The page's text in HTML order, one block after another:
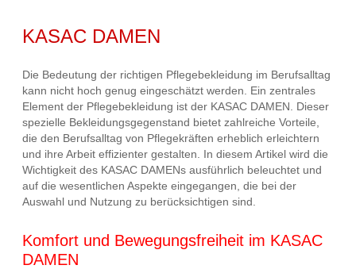
KASAC DAMEN
Die Bedeutung der richtigen Pflegebekleidung im Berufsalltag
kann nicht hoch genug eingeschätzt werden. Ein zentrales
Element der Pflegebekleidung ist der KASAC DAMEN. Dieser
spezielle Bekleidungsgegenstand bietet zahlreiche Vorteile,
die den Berufsalltag von Pflegekräften erheblich erleichtern
und ihre Arbeit effizienter gestalten. In diesem Artikel wird die
Wichtigkeit des KASAC DAMENs ausführlich beleuchtet und
auf die wesentlichen Aspekte eingegangen, die bei der
Auswahl und Nutzung zu berücksichtigen sind.
Komfort und Bewegungsfreiheit im KASAC
DAMEN